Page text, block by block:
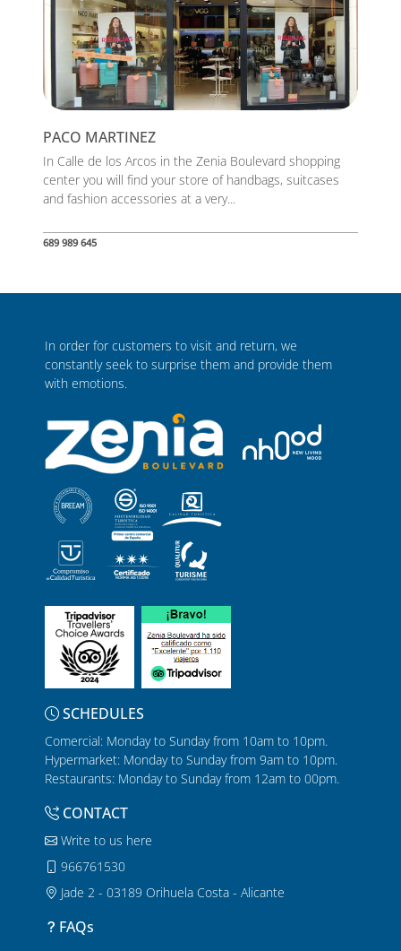
PACO MARTINEZ
In Calle de los Arcos in the Zenia Boulevard shopping
center you will find your store of handbags, suitcases
and fashion accessories at a very...
689 989 645
In order for customers to visit and return, we
constantly seek to surprise them and provide them
with emotions.
SCHEDULES
Comercial: Monday to Sunday from 10am to 10pm.
Hypermarket: Monday to Sunday from 9am to 10pm.
Restaurants: Monday to Sunday from 12am to 00pm.
CONTACT
Write to us here
966761530
Jade 2 - 03189 Orihuela Costa - Alicante
FAQs